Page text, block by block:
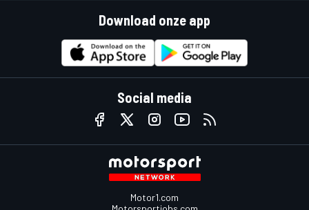
Download onze app
Social media
Motor1.com